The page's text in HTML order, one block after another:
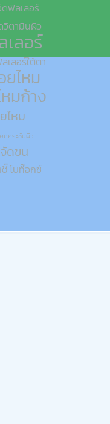
ฟิลเลอร์
วิตามินผิว
ลอร์
เลอร์ใต้ตา
ยไหม
มก้าง
ไหม
กกระชับผิว
ดขน
โบท๊อกซ์